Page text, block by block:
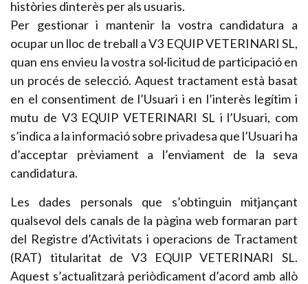
històries dinterès per als usuaris.
Per gestionar i mantenir la vostra candidatura a
ocupar un lloc de treball a V3 EQUIP VETERINARI SL,
quan ens envieu la vostra sol·licitud de participació en
un procés de selecció. Aquest tractament està basat
en el consentiment de l’Usuari i en l’interès legítim i
mutu de V3 EQUIP VETERINARI SL i l’Usuari, com
s’indica a la informació sobre privadesa que l’Usuari ha
d’acceptar prèviament a l’enviament de la seva
candidatura.
Les dades personals que s’obtinguin mitjançant
qualsevol dels canals de la pàgina web formaran part
del Registre d’Activitats i operacions de Tractament
(RAT) titularitat de V3 EQUIP VETERINARI SL.
Aquest s’actualitzarà periòdicament d’acord amb allò